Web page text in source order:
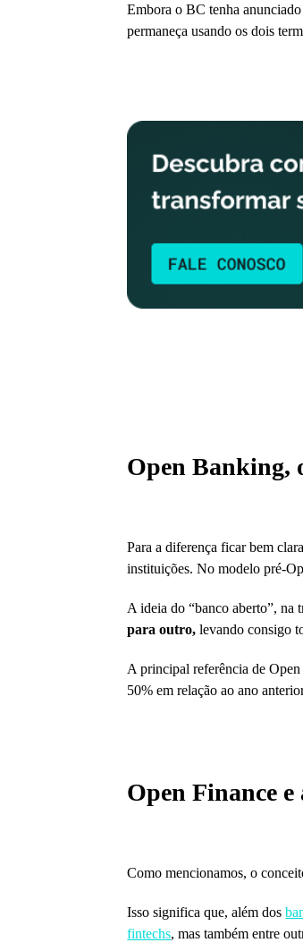
Embora o BC tenha
permaneça usando os dois
Open Banking,
Para a diferença ficar bem
instituições. No modelo pré-
A ideia do “banco aberto”, na
para outro, levando consigo
A principal referência de
50% em relação ao ano
Open Finance
Como mencionamos, o
Isso significa que, além dos
fintechs, mas também entre